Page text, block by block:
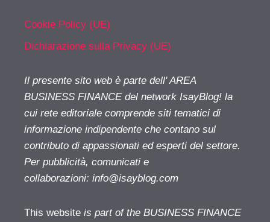
Cookie Policy (UE)
Dichiarazione sulla Privacy (UE)
Il presente sito web è parte dell' AREA
BUSINESS FINANCE del network IsayBlog! la
cui rete editoriale comprende siti tematici di
informazione indipendente che contano sul
contributo di appassionati ed esperti del settore.
Per pubblicità, comunicati e
collaborazioni: info@isayblog.com
This website is part of the BUSINESS FINANCE